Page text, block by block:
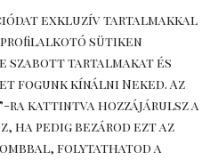
exkluzív tartalmakkal
profilalkotó sütiken
szabott tartalmakat és
fogunk kínálni Neked. Az
ra kattintva hozzájárulsz a
ha pedig bezárod ezt az
folytathatod a
Általános
Feltételek
Kapcsolat
Szállítási
információk